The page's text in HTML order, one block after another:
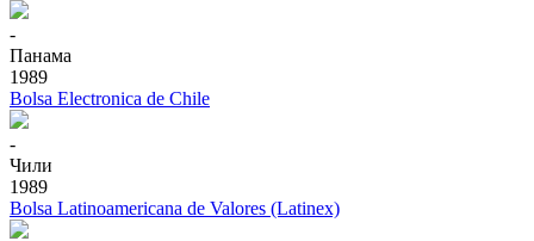
-
Панама
1989
Bolsa Electronica de Chile
-
Чили
1989
Bolsa Latinoamericana de Valores (Latinex)